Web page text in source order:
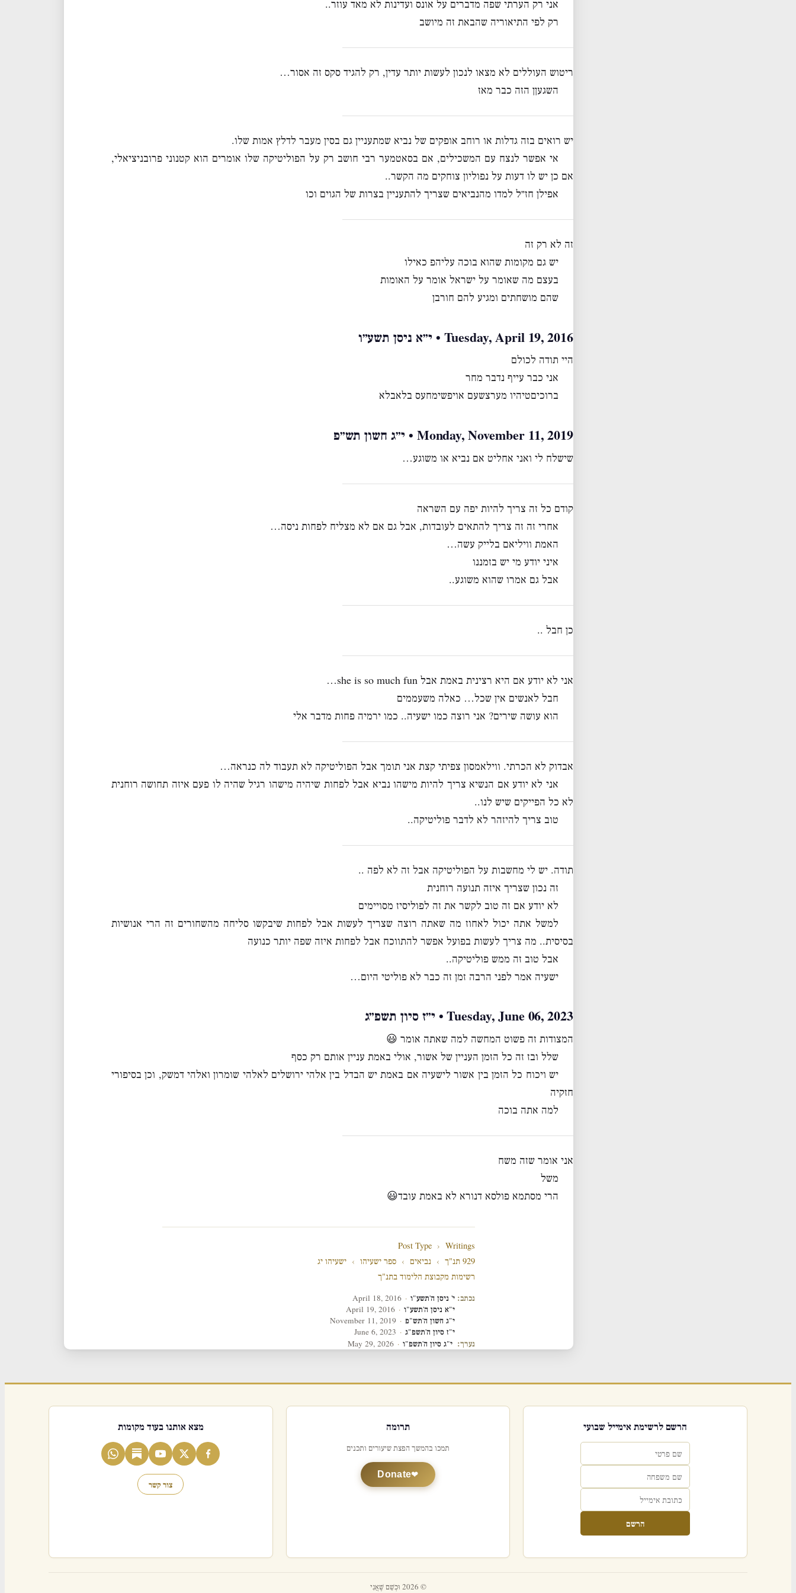
אני רק הערתי שפה מדברים על אונס ועדינות לא מאד עוזר..
רק לפי התיאוריה שהבאת זה מיושב
ריטוש העוללים לא מצאו לנכון לעשות יותר עדין, רק להגיד סקס זה אסור…
השגעןן הזה כבר מאז
יש רואים בזה גדלות או רוחב אופקים של נביא שמתעניין גם בסין מעבר לדלץ אמות שלו.
אי אפשר לנצח עם המשכילים, אם בסאטמער רבי חושב רק על הפוליטיקה שלו אומרים הוא קטנוני פרובניציאלי,
אם כן יש לו דעות על נפוליון צוחקים מה הקשר..
אפילן חז״ל למדו מהנביאים שצריך להתעניין בצרות של הגוים וכו
זה לא רק זה
יש גם מקומות שהוא בוכה עליהפ כאילו
בעצם מה שאומר על ישראל אומר על האומות
שהם מושחתים ומגיע להם חורבן
Tuesday, April 19, 2016 • י״א ניסן תשע״ו
היי תודה לכולם
אני כבר עייף נדבר מחר
ברוכיםטיהיו מערצשעם אויפשימחעס בלאבלא
Monday, November 11, 2019 • י״ג חשון תש״פ
שישלח לי ואני אחליט אם נביא או משוגע…
קודם כל זה צריך להיות יפה עם השראה
אחרי זה זה צריך להתאים לעובדות, אבל גם אם לא מצליח לפחות ניסה…
האמת וויליאם בלייק עשה…
איני יודע מי יש בזמננו
אבל גם אמרו שהוא משוגע..
כן חבל ..
אני לא יודע אם היא רצינית באמת אבל she is so much fun…
חבל לאנשים אין שכל… כאלה משעממים
הוא עושה שירים? אני רוצה כמו ישעיה.. כמו ירמיה פחות מדבר אלי
אבדוק לא הכרתי. ווילאמסון צפיתי קצת אני תומך אבל הפוליטיקה לא תעבוד לה כנראה…
אני לא יודע אם הנשיא צריך להיות מישהו נביא אבל לפחות שיהיה מישהו רגיל שהיה לו פעם איזה תחושה רוחנית
לא כל הפייקים שיש לנו..
טוב צריך להיזהר לא לדבר פוליטיקה..
תודה. יש לי מחשבות על הפוליטיקה אבל זה לא לפה ..
זה נכון שצריך איזה תנועה רוחנית
לא יודע אם זה טוב לקשר את זה לפוליסיז מסויימים
למשל אתה יכול לאחוז מה שאתה רוצה שצריך לעשות אבל לפחות שיבקשו סליחה מהשחורים זה הרי אנושיות
בסיסית.. מה צריך לעשות בפועל אפשר להתווכח אבל לפחות איזה שפה יותר כנועה
אבל טוב זה ממש פוליטיקה..
ישעיה אמר לפני הרבה זמן זה כבר לא פוליטי היום…
Tuesday, June 06, 2023 • י״ז סיון תשפ״ג
המצודות זה פשוט המחשה למה שאתה אומר 😃
שלל ובז זה כל הזמן העניין של אשור, אולי באמת עניין אותם רק כסף
יש ויכוח כל הזמן בין אשור לישעיה אם באמת יש הבדל בין אלהי ירושלים לאלהי שומרון ואלהי דמשק, וכן בסיפורי
חזקיה
למה אתה בוכה
אני אומר שזה משח
משל
הרי מסתמא פולסא דנורא לא באמת עובד😃
Post Type › Writings
929 תנ"ך
› נביאים › ספר ישעיהו › ישעיהו יג
רשימות מקבוצת הלימוד בתנ"ך
נכתב: י' ניסן ה'תשע"ו ·
April 18, 2016
י"א ניסן ה'תשע"ו ·
April 19, 2016
י"ג חשון ה'תש"פ ·
November 11, 2019
י"ז סיון ה'תשפ"ג ·
June 6, 2023
נערך: י"ג סיון ה'תשפ"ו ·
May 29, 2026
הרשם לרשימת אימייל שבועי
הרשם
תרומה
תמכו בהמשך הפצת שיעורים ותכנים
Donate
מצא אותנו בעוד מקומות
צור קשר
© 2026 וּכְשֵׁם שֶׁאֲנִי